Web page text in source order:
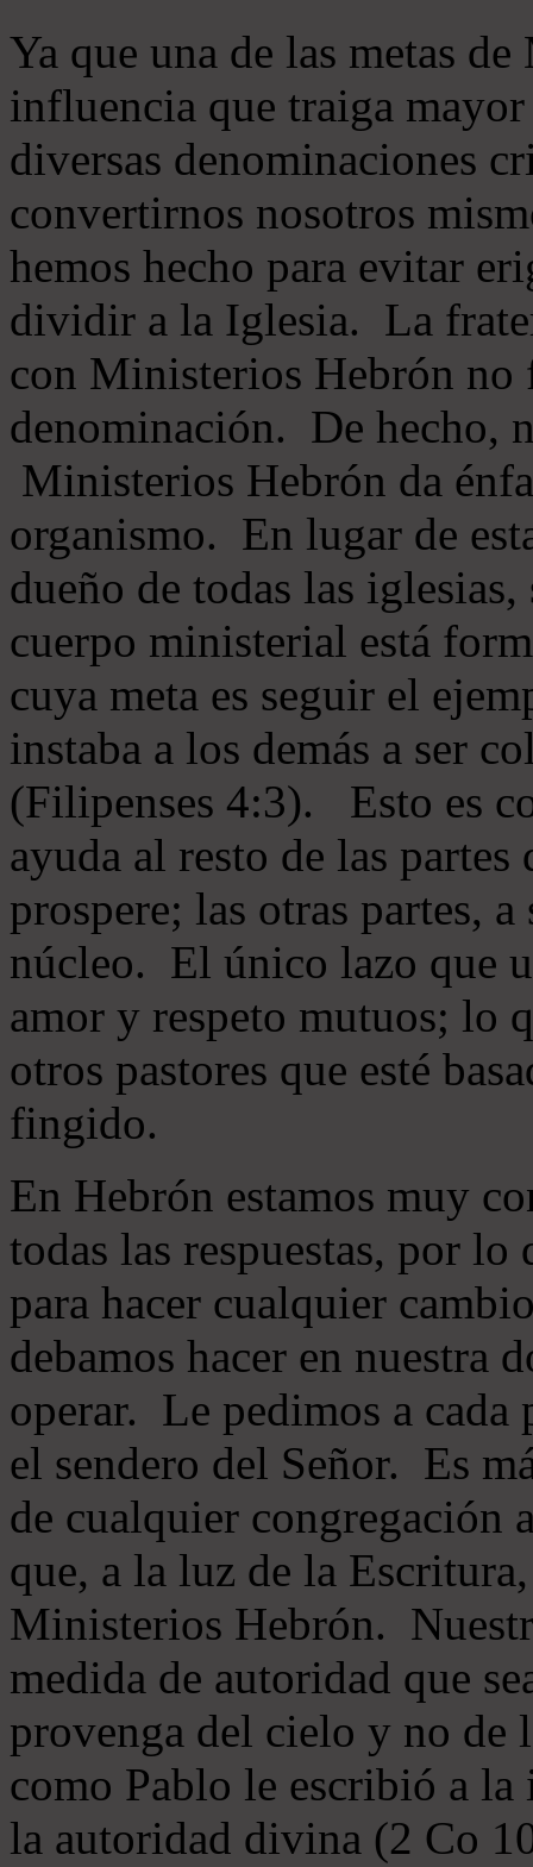
Ya que una de las metas
influencia que traiga
diversas denominaciones
convertirnos nosotros
hemos hecho para evitar
dividir a la Iglesia. La
con Ministerios Hebrón no
denominación. De hecho,
Ministerios Hebrón da
organismo. En lugar de
dueño de todas las
cuerpo ministerial está
cuya meta es seguir el
instaba a los demás a ser
(Filipenses 4:3). Esto es
ayuda al resto de las
prospere; las otras partes,
núcleo. El único lazo que
amor y respeto mutuos; lo
otros pastores que esté
fingido.
En Hebrón estamos muy
todas las respuestas, por
para hacer cualquier
debamos hacer en nuestra
operar. Le pedimos a cada
el sendero del Señor. Es
de cualquier congregación
que, a la luz de la
Ministerios Hebrón.
medida de autoridad que
provenga del cielo y no de
como Pablo le escribió a
la autoridad divina (2 Co